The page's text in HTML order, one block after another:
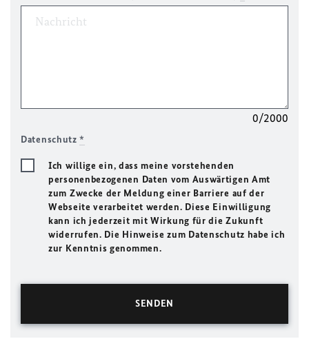
0/2000
Datenschutz*
Ich willige ein, dass meine vorstehenden
personenbezogenen Daten vom Auswärtigen Amt
zum Zwecke der Meldung einer Barriere auf der
Webseite verarbeitet werden. Diese Einwilligung
kann ich jederzeit mit Wirkung für die Zukunft
widerrufen. Die Hinweise zum Datenschutz habe ich
zur Kenntnis genommen.